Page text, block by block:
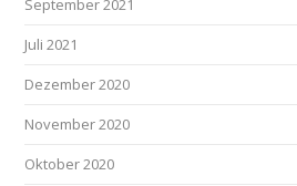
September 2021
Juli 2021
Dezember 2020
November 2020
Oktober 2020